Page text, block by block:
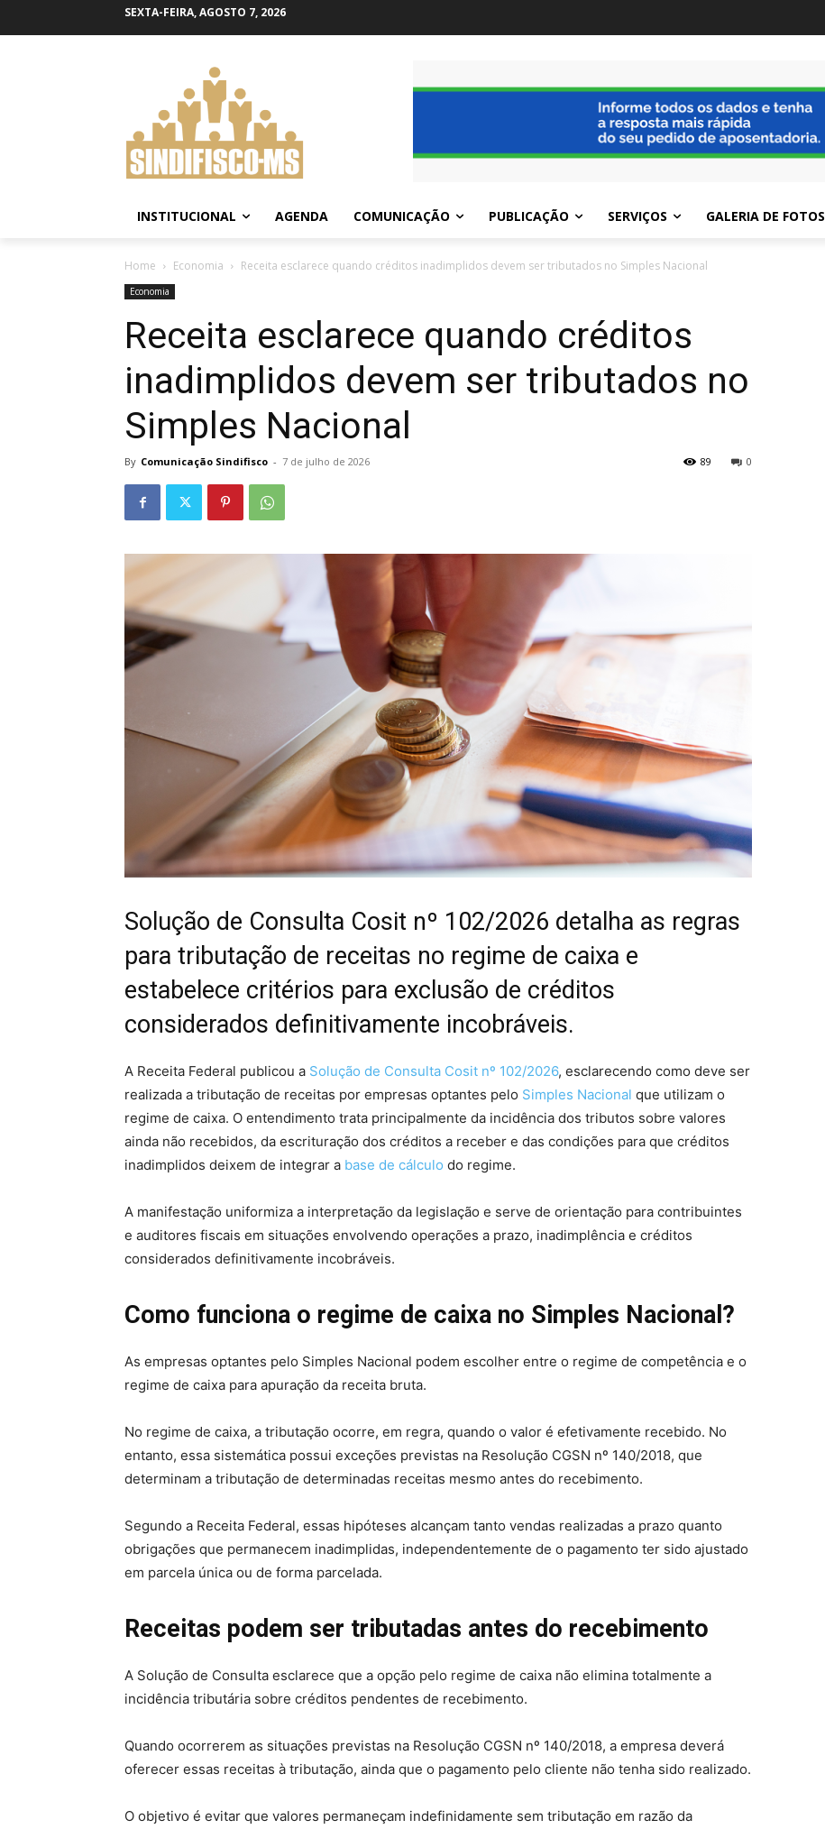
SEXTA-FEIRA, AGOSTO 7, 2026
INSTITUCIONAL AGENDA COMUNICAÇÃO PUBLICAÇÃO SERVIÇOS GALERIA DE FOTOS
Home Economia Receita esclarece quando créditos inadimplidos devem ser tributados no Simples Nacional
Economia
Receita esclarece quando créditos
inadimplidos devem ser tributados no
Simples Nacional
By Comunicação Sindifisco - 7 de julho de 2026 0
89
Solução de Consulta Cosit nº 102/2026 detalha as regras
para tributação de receitas no regime de caixa e
estabelece critérios para exclusão de créditos
considerados definitivamente incobráveis.
A Receita Federal publicou a Solução de Consulta Cosit nº 102/2026, esclarecendo como deve ser
realizada a tributação de receitas por empresas optantes pelo Simples Nacional que utilizam o
regime de caixa. O entendimento trata principalmente da incidência dos tributos sobre valores
ainda não recebidos, da escrituração dos créditos a receber e das condições para que créditos
inadimplidos deixem de integrar a base de cálculo do regime.
A manifestação uniformiza a interpretação da legislação e serve de orientação para contribuintes
e auditores fiscais em situações envolvendo operações a prazo, inadimplência e créditos
considerados definitivamente incobráveis.
Como funciona o regime de caixa no Simples Nacional?
As empresas optantes pelo Simples Nacional podem escolher entre o regime de competência e o
regime de caixa para apuração da receita bruta.
No regime de caixa, a tributação ocorre, em regra, quando o valor é efetivamente recebido. No
entanto, essa sistemática possui exceções previstas na Resolução CGSN nº 140/2018, que
determinam a tributação de determinadas receitas mesmo antes do recebimento.
Segundo a Receita Federal, essas hipóteses alcançam tanto vendas realizadas a prazo quanto
obrigações que permanecem inadimplidas, independentemente de o pagamento ter sido ajustado
em parcela única ou de forma parcelada.
Receitas podem ser tributadas antes do recebimento
A Solução de Consulta esclarece que a opção pelo regime de caixa não elimina totalmente a
incidência tributária sobre créditos pendentes de recebimento.
Quando ocorrerem as situações previstas na Resolução CGSN nº 140/2018, a empresa deverá
oferecer essas receitas à tributação, ainda que o pagamento pelo cliente não tenha sido realizado.
O objetivo é evitar que valores permaneçam indefinidamente sem tributação em razão da